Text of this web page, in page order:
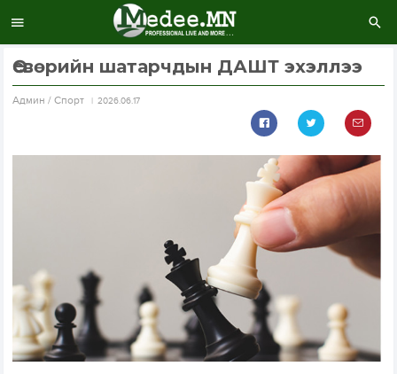
Өсвөрийн шатарчдын ДАШТ эхэллээ
Aдмин / Спорт 2026.06.17